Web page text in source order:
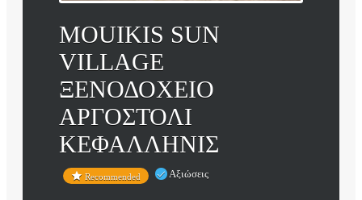
MOUIKIS SUN
VILLAGE
ΞΕΝΟΔΟΧΕΙΟ
ΑΡΓΟΣΤΟΛΙ
ΚΕΦΑΛΛΗΝΙΣ
Recommended Αξιώσεις